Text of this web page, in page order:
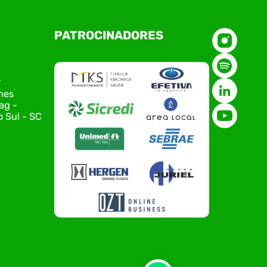
O Polo ACATE-ACIRS, por meio do NIAVI – Núcleo
de Tecnologia da Informação do Alto Vale do
Conexão Tech NIAVI, reunindo empresas de
tecnologia da região para uma noite de
conteúdo estratégico e
de novas iniciativas para o setor.
encontro aconteceu em Rio…
-
Sul - SC
PATROCINADORES